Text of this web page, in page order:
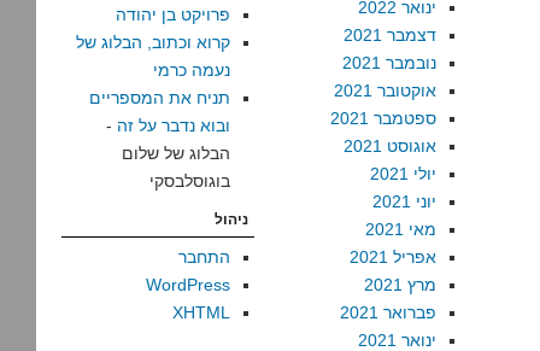
ינואר 2022
דצמבר 2021
נובמבר 2021
אוקטובר 2021
ספטמבר 2021
אוגוסט 2021
יולי 2021
יוני 2021
מאי 2021
אפריל 2021
מרץ 2021
פברואר 2021
ינואר 2021
פרויקט בן יהודה
קרוא וכתוב, הבלוג של
נעמה כרמי
תניח את המספריים
ובוא נדבר על זה -
הבלוג של שלום
בוגוסלבסקי
ניהול
התחבר
WordPress
XHTML